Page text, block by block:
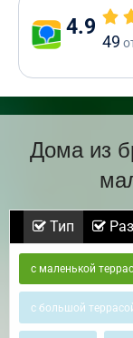
4.9
49
Дома из
Тип
с маленькой
с большой